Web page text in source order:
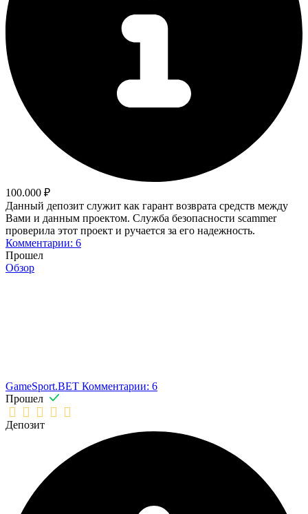
100.000 ₽
Данный депозит служит как гарант возврата средств между
Вами и данным проектом. Служба безопасности scammer
проверила этот проект и ручается за его надежность.
Комментарии: 6
Прошел
Обзор
GameSport.BET Комментарии: 6
Прошел
Депозит